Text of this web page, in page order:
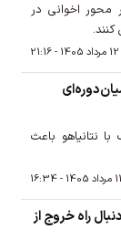
محور اخوانی در
12 مرداد 1405 - 21:16
نتانیاهو باعث
11 مرداد 1405 - 16:34
راه خروج از